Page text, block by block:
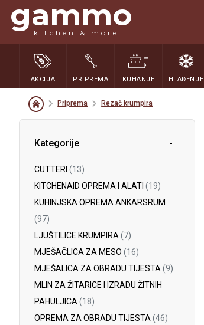
gammo
kitchen & more
AKCIJA PRIPREMA KUHANJE HLAĐENJE
Priprema Rezač krumpira
Kategorije
CUTTERI (13)
KITCHENAID OPREMA I ALATI (19)
KUHINJSKA OPREMA ANKARSRUM
(97)
LJUŠTILICE KRUMPIRA (7)
MJEŠAČLICA ZA MESO (16)
MJEŠALICA ZA OBRADU TIJESTA (9)
MLIN ZA ŽITARICE I IZRADU ŽITNIH
PAHULJICA (18)
OPREMA ZA OBRADU TIJESTA (46)